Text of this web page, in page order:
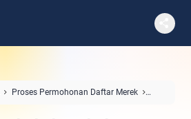
Proses Permohonan Daftar Merek